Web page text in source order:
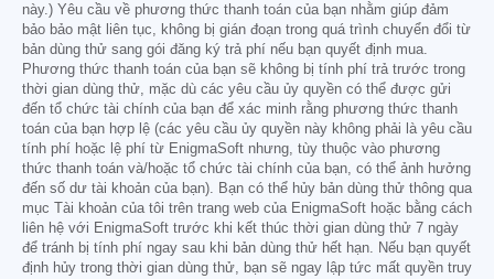
này.) Yêu cầu về phương thức thanh toán của bạn nhằm giúp đảm
bảo bảo mật liên tục, không bị gián đoạn trong quá trình chuyển đổi từ
bản dùng thử sang gói đăng ký trả phí nếu bạn quyết định mua.
Phương thức thanh toán của bạn sẽ không bị tính phí trả trước trong
thời gian dùng thử, mặc dù các yêu cầu ủy quyền có thể được gửi
đến tổ chức tài chính của bạn để xác minh rằng phương thức thanh
toán của bạn hợp lệ (các yêu cầu ủy quyền này không phải là yêu cầu
tính phí hoặc lệ phí từ EnigmaSoft nhưng, tùy thuộc vào phương
thức thanh toán và/hoặc tổ chức tài chính của bạn, có thể ảnh hưởng
đến số dư tài khoản của bạn). Bạn có thể hủy bản dùng thử thông qua
mục Tài khoản của tôi trên trang web của EnigmaSoft hoặc bằng cách
liên hệ với EnigmaSoft trước khi kết thúc thời gian dùng thử 7 ngày
để tránh bị tính phí ngay sau khi bản dùng thử hết hạn. Nếu bạn quyết
định hủy trong thời gian dùng thử, bạn sẽ ngay lập tức mất quyền truy